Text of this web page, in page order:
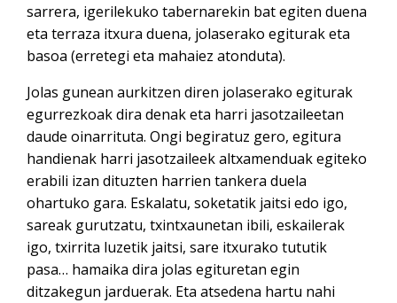
sarrera, igerilekuko tabernarekin bat egiten duena
eta terraza itxura duena, jolaserako egiturak eta
basoa (erretegi eta mahaiez atonduta).
Jolas gunean aurkitzen diren jolaserako egiturak
egurrezkoak dira denak eta harri jasotzaileetan
daude oinarrituta. Ongi begiratuz gero, egitura
handienak harri jasotzaileek altxamenduak egiteko
erabili izan dituzten harrien tankera duela
ohartuko gara. Eskalatu, soketatik jaitsi edo igo,
sareak gurutzatu, txintxaunetan ibili, eskailerak
igo, txirrita luzetik jaitsi, sare itxurako tututik
pasa… hamaika dira jolas egituretan egin
ditzakegun jarduerak. Eta atsedena hartu nahi